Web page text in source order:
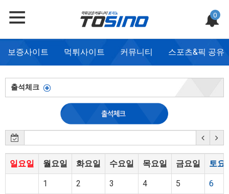
0
보증사이트 먹튀사이트 커뮤니티 스포츠&픽 공유
출석체크
일요일 월요일 화요일 수요일 목요일 금요일 토요
1 2 3 4 5 6